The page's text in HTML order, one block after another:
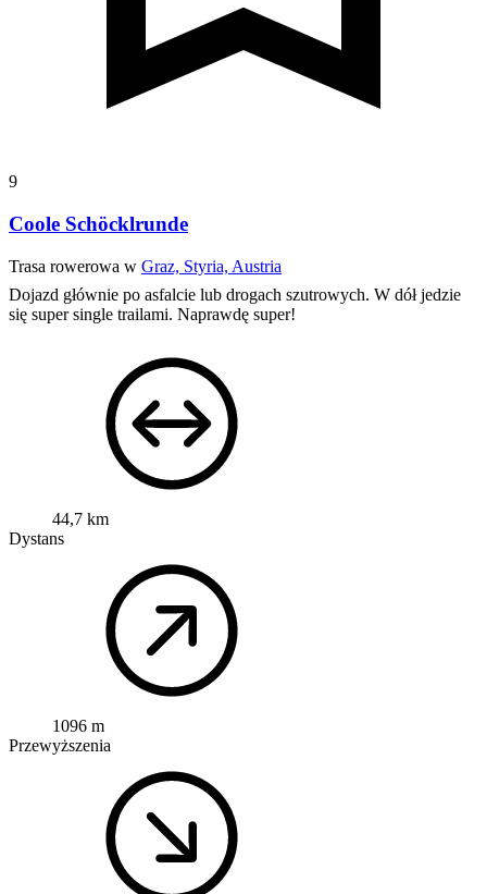
9
Coole Schöcklrunde
Trasa rowerowa w Graz, Styria, Austria
Dojazd głównie po asfalcie lub drogach szutrowych. W dół jedzie
się super single trailami. Naprawdę super!
44,7 km
Dystans
1096 m
Przewyższenia